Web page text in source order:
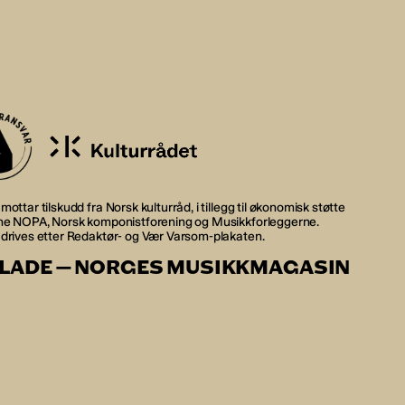
tilskudd fra Norsk kulturråd, i tillegg til økonomisk støtte
NOPA, Norsk komponistforening og Musikkforleggerne.
etter Redaktør- og Vær Varsom-plakaten.
— NORGES MUSIKKMAGASIN